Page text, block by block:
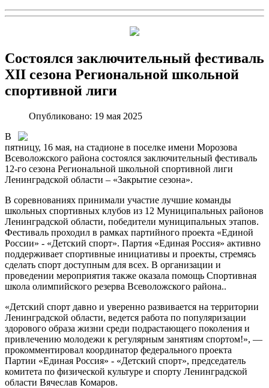
Состоялся заключительный фестиваль
XII сезона Региональной школьной
спортивной лиги
Опубликовано: 19 мая 2025
В
пятницу, 16 мая, на стадионе в поселке имени Морозова
Всеволожского района состоялся заключительный фестиваль
12-го сезона Региональной школьной спортивной лиги
Ленинградской области – «Закрытие сезона».
В соревнованиях принимали участие лучшие команды
школьных спортивных клубов из 12 Муниципальных районов
Ленинградской области, победители муниципальных этапов.
Фестиваль проходил в рамках партийного проекта «Единой
России» - «Детский спорт». Партия «Единая Россия» активно
поддерживает спортивные инициативы и проекты, стремясь
сделать спорт доступным для всех. В организации и
проведении мероприятия также оказала помощь Спортивная
школа олимпийского резерва Всеволожского района..
«Детский спорт давно и уверенно развивается на территории
Ленинградской области, ведется работа по популяризации
здорового образа жизни среди подрастающего поколения и
привлечению молодежи к регулярным занятиям спортом!», —
прокомментировал координатор федерального проекта
Партии «Единая Россия» - «Детский спорт», председатель
комитета по физической культуре и спорту Ленинградской
области Вячеслав Комаров.